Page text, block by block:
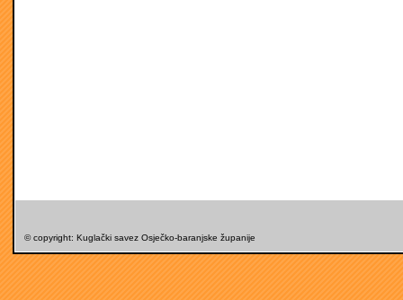
© copyright: Kuglački savez Osječko-baranjske županije